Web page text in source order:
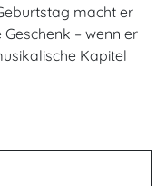
macht er
– wenn er
Kapitel